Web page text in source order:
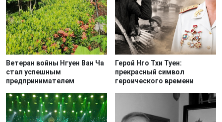
Ветеран войны Нгуен Ван Ча
стал успешным
предпринимателем
Герой Нго Тхи Туен:
прекрасный символ
героического времени